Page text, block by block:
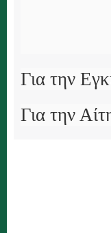
Για την
Για την